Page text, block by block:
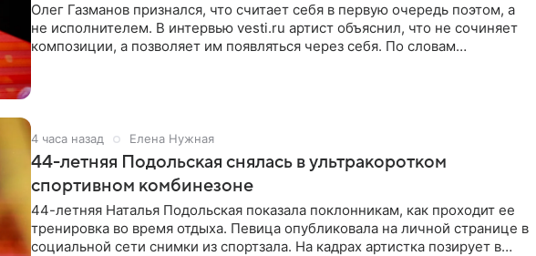
Олег Газманов признался, что считает себя в первую очередь поэтом, а
не исполнителем. В интервью vesti.ru артист объяснил, что не сочиняет
композиции, а позволяет им появляться через себя. По словам
4 часа назад Елена Нужная
44-летняя Подольская снялась в ультракоротком
спортивном комбинезоне
44-летняя Наталья Подольская показала поклонникам, как проходит ее
тренировка во время отдыха. Певица опубликовала на личной странице в
социальной сети снимки из спортзала. На кадрах артистка позирует в